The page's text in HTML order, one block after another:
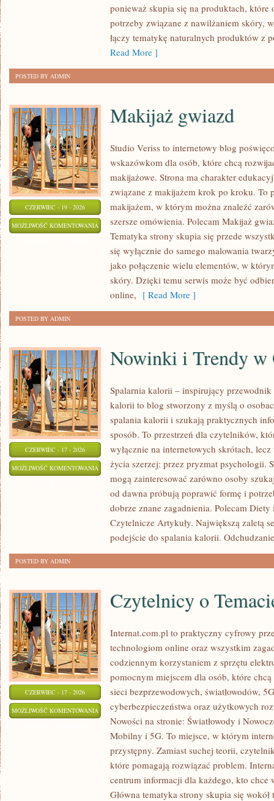
ponieważ skupia się na produktach, które
potrzeby związane z nawilżaniem skóry,
łączy tematykę naturalnych produktów z
Read More ]
POSTED BY ADMIN
CZERWIEC - 19 - 2026
MOŻLIWOŚĆ KOMENTOWANIA MAKIJAŻ
GWIAZD
Makijaż gwiazd
Studio Veriss to internetowy blog
wskazówkom dla osób, które chcą
makijażowe. Strona ma charakter
związane z makijażem krok po kroku. To
makijażem, w którym można znaleźć
szersze omówienia. Polecam Makijaż
Tematyka strony skupia się przede
się wyłącznie do samego malowania
jako połączenie wielu elementów, w
skóry. Dzięki temu serwis może być
online, [ Read More ]
POSTED BY ADMIN
CZERWIEC - 17 - 2026
MOŻLIWOŚĆ KOMENTOWANIA NOWINKI
TRENDY
ODCHUDZANIU
Nowinki i Trendy w
Spalarnia kalorii – inspirujący
kalorii to blog stworzony z myślą o
spalania kalorii i szukają praktycznych
sposób. To przestrzeń dla czytelników,
wyłącznie na internetowych skrótach,
życia szerzej: przez pryzmat psychologii.
mogą zainteresować zarówno osoby
od dawna próbują poprawić formę i
dobrze znane zagadnienia. Polecam
Czytelnicze Artykuły. Największą zaletą
podejście do spalania kalorii. Odchudzanie
POSTED BY ADMIN
CZERWIEC - 17 - 2026
MOŻLIWOŚĆ KOMENTOWANIA CZYTELNICY
TEMACIE
Czytelnicy o
Internat.com.pl to praktyczny cyfrowy
technologiom online oraz wszystkim
codziennym korzystaniem z sprzętu
pomocnym miejscem dla osób, które
sieci bezprzewodowych, światłowodów,
cyberbezpieczeństwa oraz użytkowych
Nowości na stronie: Światłowody i
Mobilny i 5G. To miejsce, w którym
przystępny. Zamiast suchej teorii,
które pomagają rozwiązać problem.
centrum informacji dla każdego, kto chce
Główna tematyka strony skupia się